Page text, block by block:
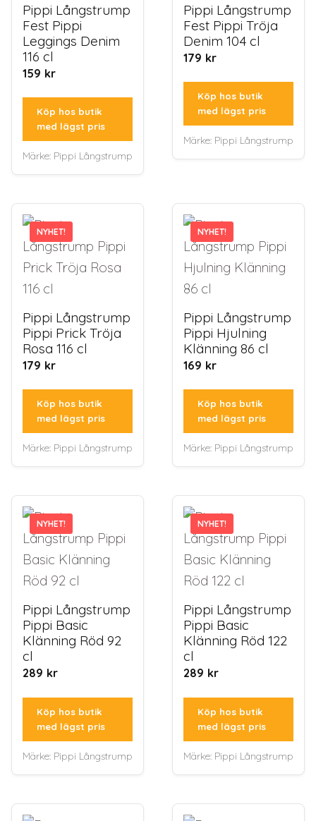
Pippi Långstrump
Fest Pippi
Leggings Denim
116 cl
159 kr
Köp hos butik
med lägst pris
Märke: Pippi Långstrump
Pippi Långstrump
Fest Pippi Tröja
Denim 104 cl
179 kr
Köp hos butik
med lägst pris
Märke: Pippi Långstrump
NYHET!
NYHET!
Pippi Långstrump
Pippi Prick Tröja
Rosa 116 cl
179 kr
Köp hos butik
med lägst pris
Märke: Pippi Långstrump
NYHET!
NYHET!
Pippi Långstrump
Pippi Hjulning
Klänning 86 cl
169 kr
Köp hos butik
med lägst pris
Märke: Pippi Långstrump
NYHET!
NYHET!
Pippi Långstrump
Pippi Basic
Klänning Röd 92
cl
289 kr
Köp hos butik
med lägst pris
Märke: Pippi Långstrump
NYHET!
NYHET!
Pippi Långstrump
Pippi Basic
Klänning Röd 122
cl
289 kr
Köp hos butik
med lägst pris
Märke: Pippi Långstrump